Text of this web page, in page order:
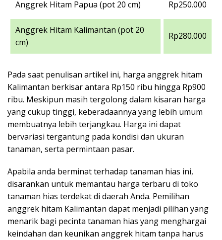
Anggrek Hitam Papua (pot 20 cm) Rp250.000
Anggrek Hitam Kalimantan (pot 20
cm)
Rp280.000
Pada saat penulisan artikel ini, harga anggrek hitam
Kalimantan berkisar antara Rp150 ribu hingga Rp900
ribu. Meskipun masih tergolong dalam kisaran harga
yang cukup tinggi, keberadaannya yang lebih umum
membuatnya lebih terjangkau. Harga ini dapat
bervariasi tergantung pada kondisi dan ukuran
tanaman, serta permintaan pasar.
Apabila anda berminat terhadap tanaman hias ini,
disarankan untuk memantau harga terbaru di toko
tanaman hias terdekat di daerah Anda. Pemilihan
anggrek hitam Kalimantan dapat menjadi pilihan yang
menarik bagi pecinta tanaman hias yang menghargai
keindahan dan keunikan anggrek hitam tanpa harus